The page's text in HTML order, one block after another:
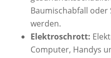
Baumischabfall
werden.
Elektroschrott:
Computer, Handys